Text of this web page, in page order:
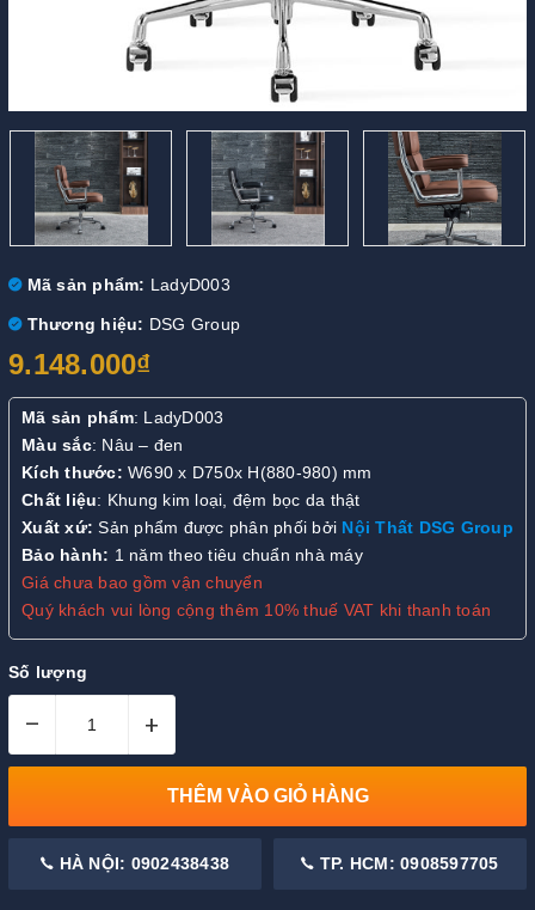
Mã sản phẩm: LadyD003
Thương hiệu: DSG Group
9.148.000₫
Mã sản phẩm: LadyD003
Màu sắc: Nâu – đen
Kích thước: W690 x D750x H(880-980) mm
Chất liệu: Khung kim loại, đệm bọc da thật
Xuất xứ: Sản phẩm được phân phối bởi Nội Thất DSG Group
Bảo hành: 1 năm theo tiêu chuẩn nhà máy
Giá chưa bao gồm vận chuyển
Quý khách vui lòng cộng thêm 10% thuế VAT khi thanh toán
Số lượng
– +
THÊM VÀO GIỎ HÀNG
HÀ NỘI: 0902438438 TP. HCM: 0908597705